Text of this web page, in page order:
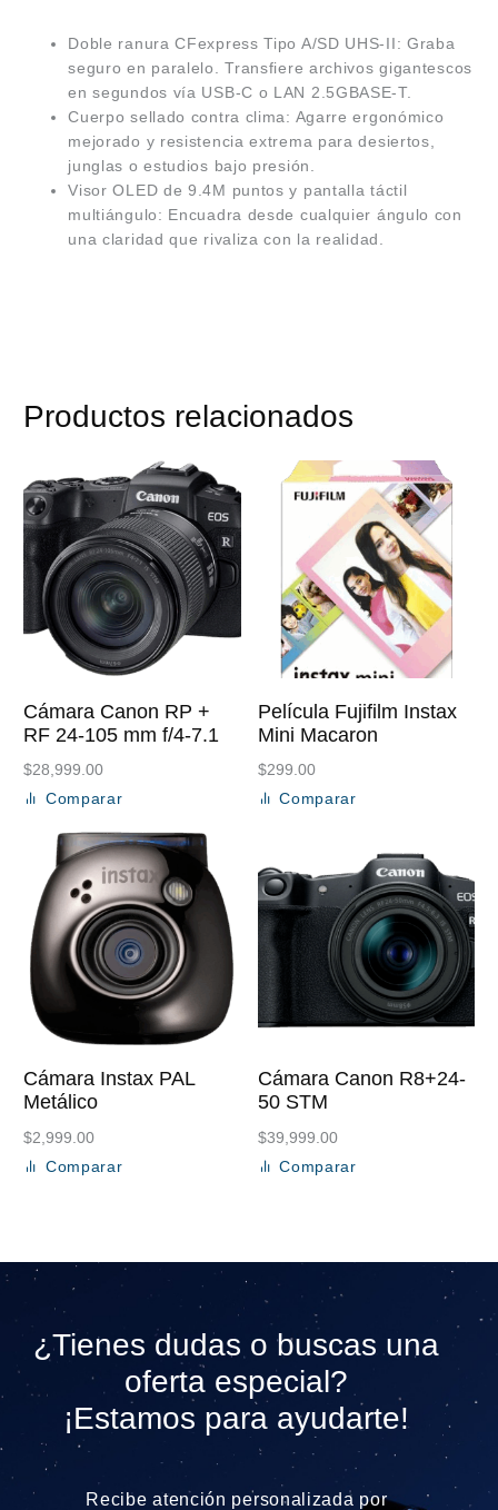
Doble ranura CFexpress Tipo A/SD UHS-II: Graba
seguro en paralelo. Transfiere archivos gigantescos
en segundos vía USB-C o LAN 2.5GBASE-T.
Cuerpo sellado contra clima: Agarre ergonómico
mejorado y resistencia extrema para desiertos,
junglas o estudios bajo presión.
Visor OLED de 9.4M puntos y pantalla táctil
multiángulo: Encuadra desde cualquier ángulo con
una claridad que rivaliza con la realidad.
Productos relacionados
Cámara Canon RP +
RF 24-105 mm f/4-7.1
$28,999.00
Añadir al carrito
Comparar
Película Fujifilm Instax
Mini Macaron
$299.00
Añadir al carrito
Comparar
Cámara Instax PAL
Metálico
$2,999.00
Añadir al carrito
Comparar
Cámara Canon R8+24-
50 STM
$39,999.00
Añadir al carrito
Comparar
¿Tienes dudas o buscas una
oferta especial?
¡Estamos para ayudarte!
Recibe atención personalizada por